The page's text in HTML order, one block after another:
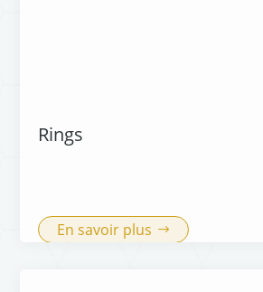
Rings
En savoir plus